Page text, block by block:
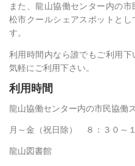
また、龍山協働センター内の
松市クールシェアスポットと
す。
利用時間内なら誰でもご利用
気軽にご利用下さい。
利用時間
龍山協働センター内の市民協働
月～金（祝日除） ８：３０～
龍山図書館